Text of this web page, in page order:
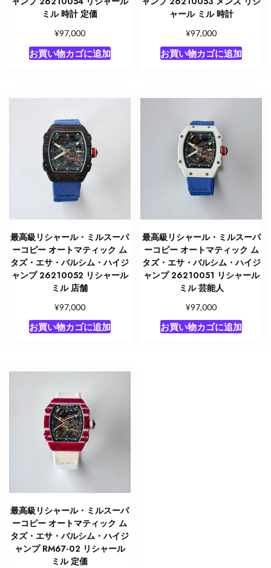
ミル 時計 定価
¥97,000
お買い物カゴに追加
ャール ミル 時計
¥97,000
お買い物カゴに追加
最高級リシャール・ミルスーパ
ーコピー オートマティック ム
タズ・エサ・バルシム・ハイジ
ャンプ 26210052 リシャール
ミル 店舗
¥97,000
お買い物カゴに追加
最高級リシャール・ミルスーパ
ーコピー オートマティック ム
タズ・エサ・バルシム・ハイジ
ャンプ 26210051 リシャール
ミル 芸能人
¥97,000
お買い物カゴに追加
最高級リシャール・ミルスーパ
ーコピー オートマティック ム
タズ・エサ・バルシム・ハイジ
ャンプ RM67-02 リシャール
ミル 定価